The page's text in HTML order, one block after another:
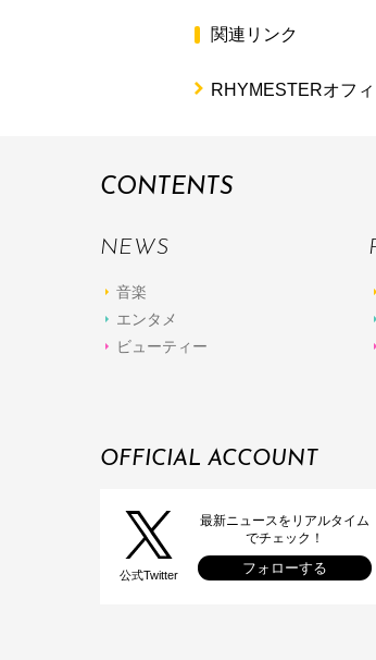
関連リンク
RHYMESTERオフ
CONTENTS
NEWS
音楽
エンタメ
ビューティー
OFFICIAL ACCOUNT
公式Twitter
最新ニュースをリアルタイム
でチェック！
フォローする